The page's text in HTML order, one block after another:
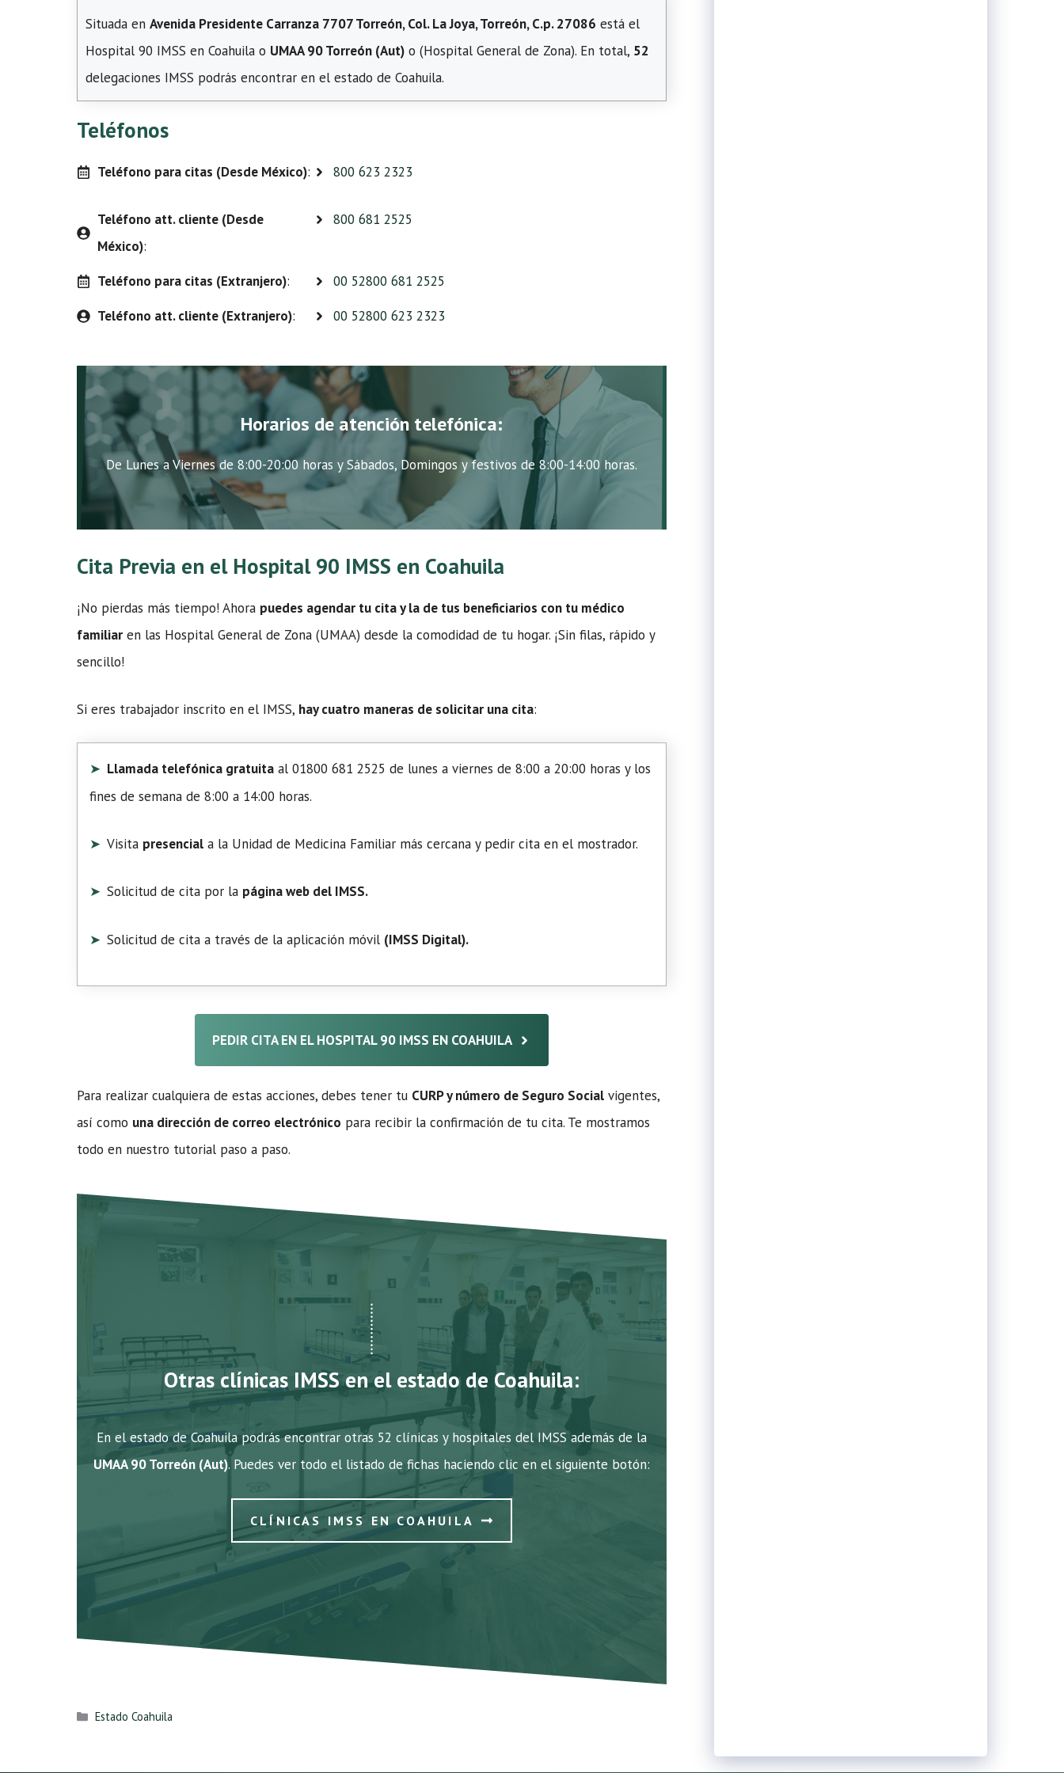
Situada en Avenida Presidente Carranza 7707 Torreón, Col. La Joya, Torreón, C.p. 27086 está el
Hospital 90 IMSS en Coahuila o UMAA 90 Torreón (Aut) o (Hospital General de Zona). En total, 52
delegaciones IMSS podrás encontrar en el estado de Coahuila.
Teléfonos
Teléfono para citas (Desde México): 800 623 2323
Teléfono att. cliente (Desde
México):
800 681 2525
Teléfono para citas (Extranjero):
00 52800 681 2525
Teléfono att. cliente (Extranjero): 00 52800 623 2323
Horarios de atención telefónica:
De Lunes a Viernes de 8:00-20:00 horas y Sábados, Domingos y festivos de 8:00-14:00 horas.
Cita Previa en el Hospital 90 IMSS en Coahuila
¡No pierdas más tiempo! Ahora puedes agendar tu cita y la de tus beneficiarios con tu médico
familiar en las Hospital General de Zona (UMAA) desde la comodidad de tu hogar. ¡Sin filas, rápido y
sencillo!
Si eres trabajador inscrito en el IMSS, hay cuatro maneras de solicitar una cita:
Llamada telefónica gratuita al 01800 681 2525 de lunes a viernes de 8:00 a 20:00 horas y los
fines de semana de 8:00 a 14:00 horas.
Visita presencial a la Unidad de Medicina Familiar más cercana y pedir cita en el mostrador.
Solicitud de cita por la página web del IMSS.
Solicitud de cita a través de la aplicación móvil (IMSS Digital).
PEDIR CITA EN EL HOSPITAL 90 IMSS EN COAHUILA
Para realizar cualquiera de estas acciones, debes tener tu CURP y número de Seguro Social vigentes,
así como una dirección de correo electrónico para recibir la confirmación de tu cita. Te mostramos
todo en nuestro tutorial paso a paso.
Otras clínicas IMSS en el estado de Coahuila:
En el estado de Coahuila podrás encontrar otras 52 clínicas y hospitales del IMSS además de la
UMAA 90 Torreón (Aut). Puedes ver todo el listado de fichas haciendo clic en el siguiente botón:
CLÍNICAS IMSS EN COAHUILA
Categorías
Estado Coahuila